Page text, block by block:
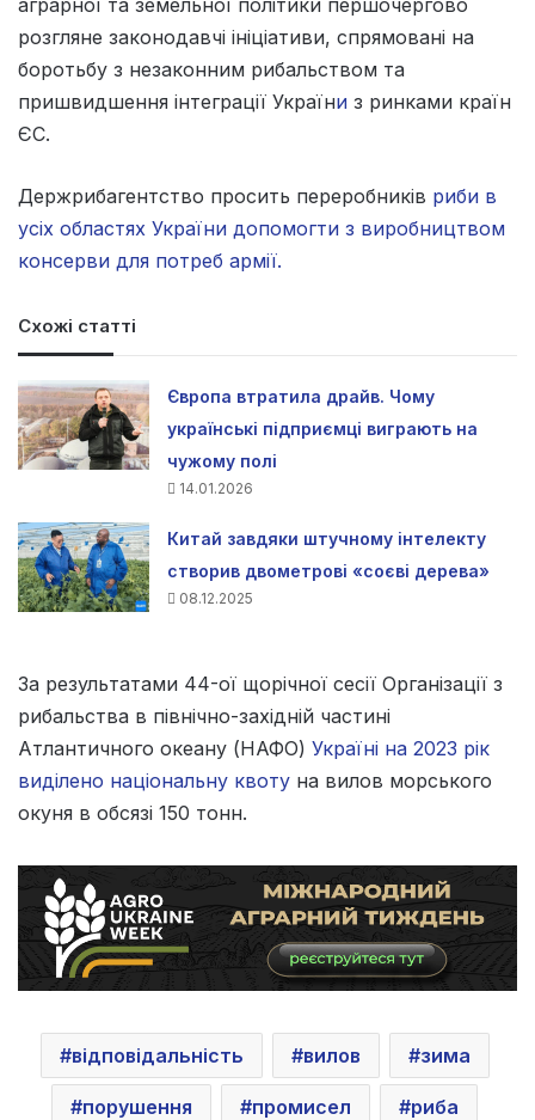
розгляне законодавчі ініціативи, спрямовані на
боротьбу з незаконним рибальством та
пришвидшення інтеграції України з ринками країн
ЄС.
Держрибагентство просить переробників риби в
усіх областях України допомогти з виробництвом
консерви для потреб армії.
Схожі статті
Європа втратила драйв. Чому
українські підприємці виграють на
чужому полі
14.01.2026
Китай завдяки штучному інтелекту
створив двометрові «соєві дерева»
08.12.2025
За результатами 44-ої щорічної сесії Організації з
рибальства в північно-західній частині
Атлантичного океану (НАФО) Україні на 2023 рік
виділено національну квоту на вилов морського
окуня в обсязі 150 тонн.
відповідальність вилов зима
порушення промисел риба